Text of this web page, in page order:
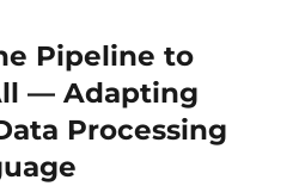
Pipeline to
— Adapting
Processing